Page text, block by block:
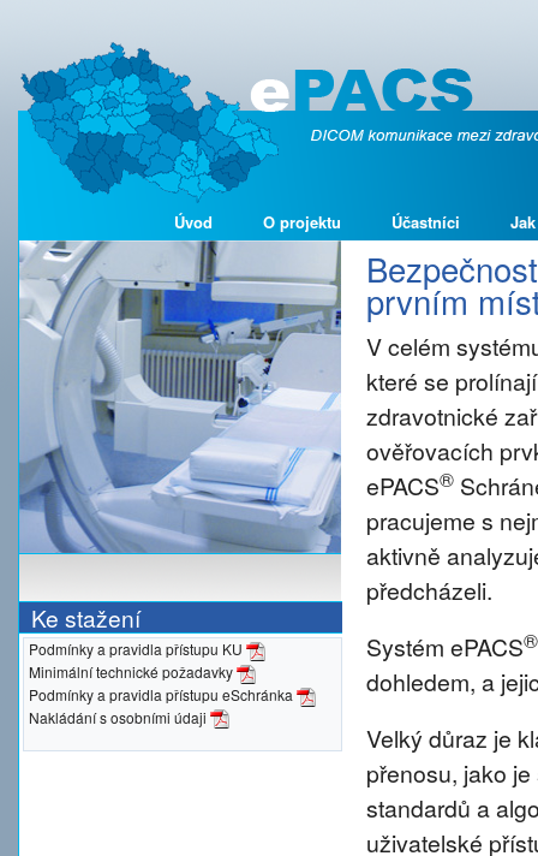
Úvod O projektu Účastníci
Ke stažení
Podmínky a pravidla přístupu KU
Minimální technické požadavky
Podmínky a pravidla přístupu eSchránka
Nakládání s osobními údaji
prvním
V celém
které se
zdravotnické
ověřovacích
ePACS®
pracujeme s
aktivně
předcházeli.
Systém ePACS®
dohledem, a
Velký důraz je
přenosu, jako
standardů a
uživatelské